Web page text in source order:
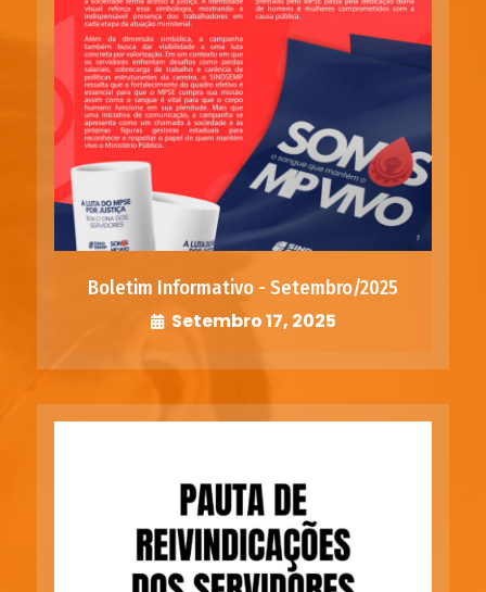
Boletim Informativo - Setembro/2025
Setembro 17, 2025